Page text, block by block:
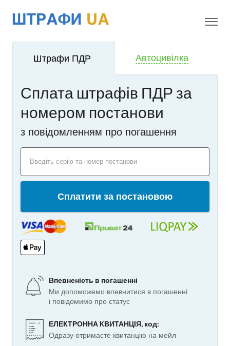
i!
Штрафи ПДР Автоцивілка
Сплата штрафів ПДР за
номером постанови
з повідомленням про погашення
Введіть серію та номер постанови
Сплатити за постановою
Впевненість в погашенні
Ми допоможемо впевнитися в погашенні
і повідомимо про статус
ЕЛЕКТРОННА КВИТАНЦІЯ, код:
Одразу отримаєте квитанцію на мейл